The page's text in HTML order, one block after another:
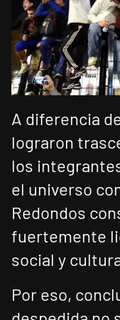
A diferencia
lograron
los
el universo
Redondos
fuertemente
social y
Por eso,